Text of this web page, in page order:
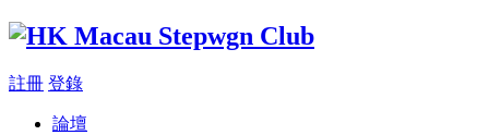
註冊 登錄
論壇